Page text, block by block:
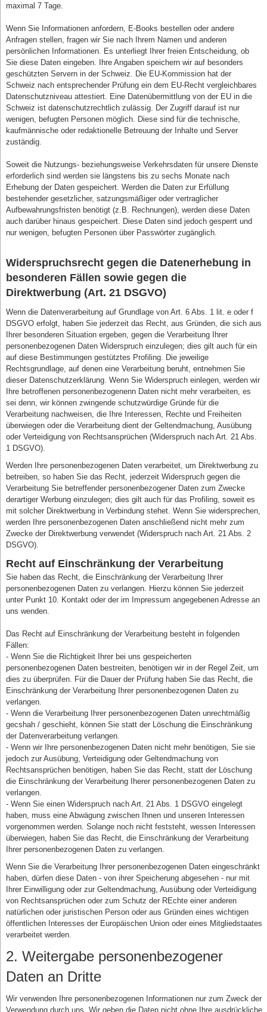
maximal 7 Tage.
Wenn Sie Informationen anfordern, E-Books bestellen oder andere
Anfragen stellen, fragen wir Sie nach Ihrem Namen und anderen
persönlichen Informationen. Es unterliegt Ihrer freien Entscheidung, ob
Sie diese Daten eingeben. Ihre Angaben speichern wir auf besonders
geschützten Servern in der Schweiz. Die EU-Kommission hat der
Schweiz nach entsprechender Prüfung ein dem EU-Recht vergleichbares
Datenschutzniveau attestiert. Eine Datenübermittlung von der EU in die
Schweiz ist datenschutzrechtlich zulässig. Der Zugriff darauf ist nur
wenigen, befugten Personen möglich. Diese sind für die technische,
kaufmännische oder redaktionelle Betreuung der Inhalte und Server
zuständig.
Soweit die Nutzungs- beziehungsweise Verkehrsdaten für unsere Dienste
erforderlich sind werden sie längstens bis zu sechs Monate nach
Erhebung der Daten gespeichert. Werden die Daten zur Erfüllung
bestehender gesetzlicher, satzungsmäßiger oder vertraglicher
Aufbewahrungsfristen benötigt (z.B. Rechnungen), werden diese Daten
auch darüber hinaus gespeichert. Diese Daten sind jedoch gesperrt und
nur wenigen, befugten Personen über Passwörter zugänglich.
Widerspruchsrecht gegen die Datenerhebung in
besonderen Fällen sowie gegen die
Direktwerbung (Art. 21 DSGVO)
Wenn die Datenverarbeitung auf Grundlage von Art. 6 Abs. 1 lit. e oder f
DSGVO erfolgt, haben Sie jederzeit das Recht, aus Gründen, die sich aus
Ihrer besonderen Situation ergeben, gegen die Verarbeitung Ihrer
personenbezogenen Daten Widerspruch einzulegen; dies gilt auch für ein
auf diese Bestimmungen gestütztes Profiling. Die jeweilige
Rechtsgrundlage, auf denen eine Verarbeitung beruht, entnehmen Sie
dieser Datenschutzerklärung. Wenn Sie Widerspruch einlegen, werden wir
Ihre betroffenen personenbezogenenn Daten nicht mehr verarbeiten, es
sei denn, wir können zwingende schutzwürdige Gründe für die
Verarbeitung nachweisen, die Ihre Interessen, Rechte und Freiheiten
überwiegen oder die Verarbeitung dient der Geltendmachung, Ausübung
oder Verteidigung von Rechtsansprüchen (Widerspruch nach Art. 21 Abs.
1 DSGVO).
Werden Ihre personenbezogenen Daten verarbeitet, um Direktwerbung zu
betreiben, so haben Sie das Recht, jederzeit Widerspruch gegen die
Verarbeitung Sie betreffender personenbezogener Daten zum Zwecke
derartiger Werbung einzulegen; dies gilt auch für das Profiling, soweit es
mit solcher Direktwerbung in Verbindung stehet. Wenn Sie widersprechen,
werden Ihre personenbezogenen Daten anschließend nicht mehr zum
Zwecke der Direktwerbung verwendet (Widerspruch nach Art. 21 Abs. 2
DSGVO).
Recht auf Einschränkung der Verarbeitung
Sie haben das Recht, die Einschränkung der Verarbeitung Ihrer
personenbezogenen Daten zu verlangen. Hierzu können Sie jederzeit
unter Punkt 10. Kontakt oder der im Impressum angegebenen Adresse an
uns wenden.
Das Recht auf Einschränkung der Verarbeitung besteht in folgenden
Fällen:
- Wenn Sie die Richtigkeit Ihrer bei uns gespeicherten
personenbezogenen Daten bestreiten, benötigen wir in der Regel Zeit, um
dies zu überprüfen. Für die Dauer der Prüfung haben Sie das Recht, die
Einschränkung der Verarbeitung Ihrer personenbezogenen Daten zu
verlangen.
- Wenn die Verarbeitung Ihrer personenbezogenen Daten unrechtmäßig
gecshah / geschieht, können Sie statt der Löschung die Einschränkung
der Datenverarbeitung verlangen.
- Wenn wir Ihre personenbezogenen Daten nicht mehr benötigen, Sie sie
jedoch zur Ausübung, Verteidigung oder Geltendmachung von
Rechtsansprüchen benötigen, haben Sie das Recht, statt der Löschung
die Einschränkung der Verarbeitung Iherer personenbezogenen Daten zu
verlangen.
- Wenn Sie einen Widerspruch nach Art. 21 Abs. 1 DSGVO eingelegt
haben, muss eine Abwägung zwischen Ihnen und unseren Interessen
vorgenommen werden. Solange noch nicht feststeht, wessen Interessen
überwiegen, haben Sie das Recht, die Einschränkung der Verarbeitung
Ihrer personenbezogenen Daten zu verlangen.
Wenn Sie die Verarbeitung Ihrer personenbezogenen Daten eingeschränkt
haben, dürfen diese Daten - von ihrer Speicherung abgesehen - nur mit
Ihrer Einwilligung oder zur Geltendmachung, Ausübung oder Verteidigung
von Rechtsansprüchen oder zum Schutz der REchte einer anderen
natürlichen oder juristischen Person oder aus Gründen eines wichtigen
öffentlichen Interesses der Europäischen Union oder eines Mitgliedstaates
verarbeitet werden.
2. Weitergabe personenbezogener
Daten an Dritte
Wir verwenden Ihre personenbezogenen Informationen nur zum Zweck der
Verwendung durch uns. Wir geben die Daten nicht ohne Ihre ausdrückliche